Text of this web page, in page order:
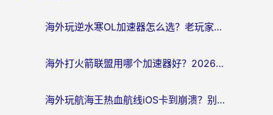
海外玩逆水寒OL加速器怎么选？老玩家亲测的避坑指南
海外打火箭联盟用哪个加速器好？2026实测指南帮你告别延迟卡顿
海外玩航海王热血航线iOS卡到崩溃？别慌，这篇指南解决你的国服游戏加速难题